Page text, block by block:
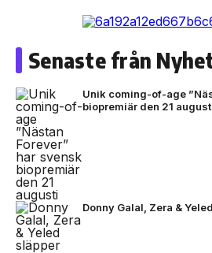
Senaste från
Unik coming-of-age
biopremiär den 21
Donny Galal, Zera &